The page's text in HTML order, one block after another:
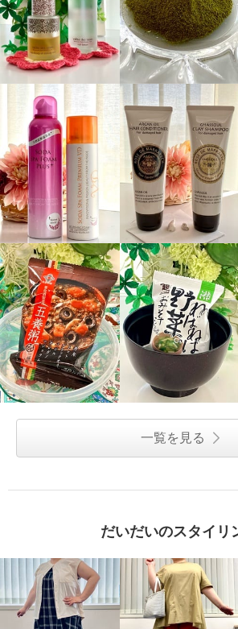
一覧を見る
だいだいのスタイリ